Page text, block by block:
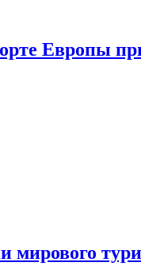
Европы